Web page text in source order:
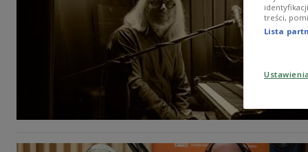
treści,
Lista